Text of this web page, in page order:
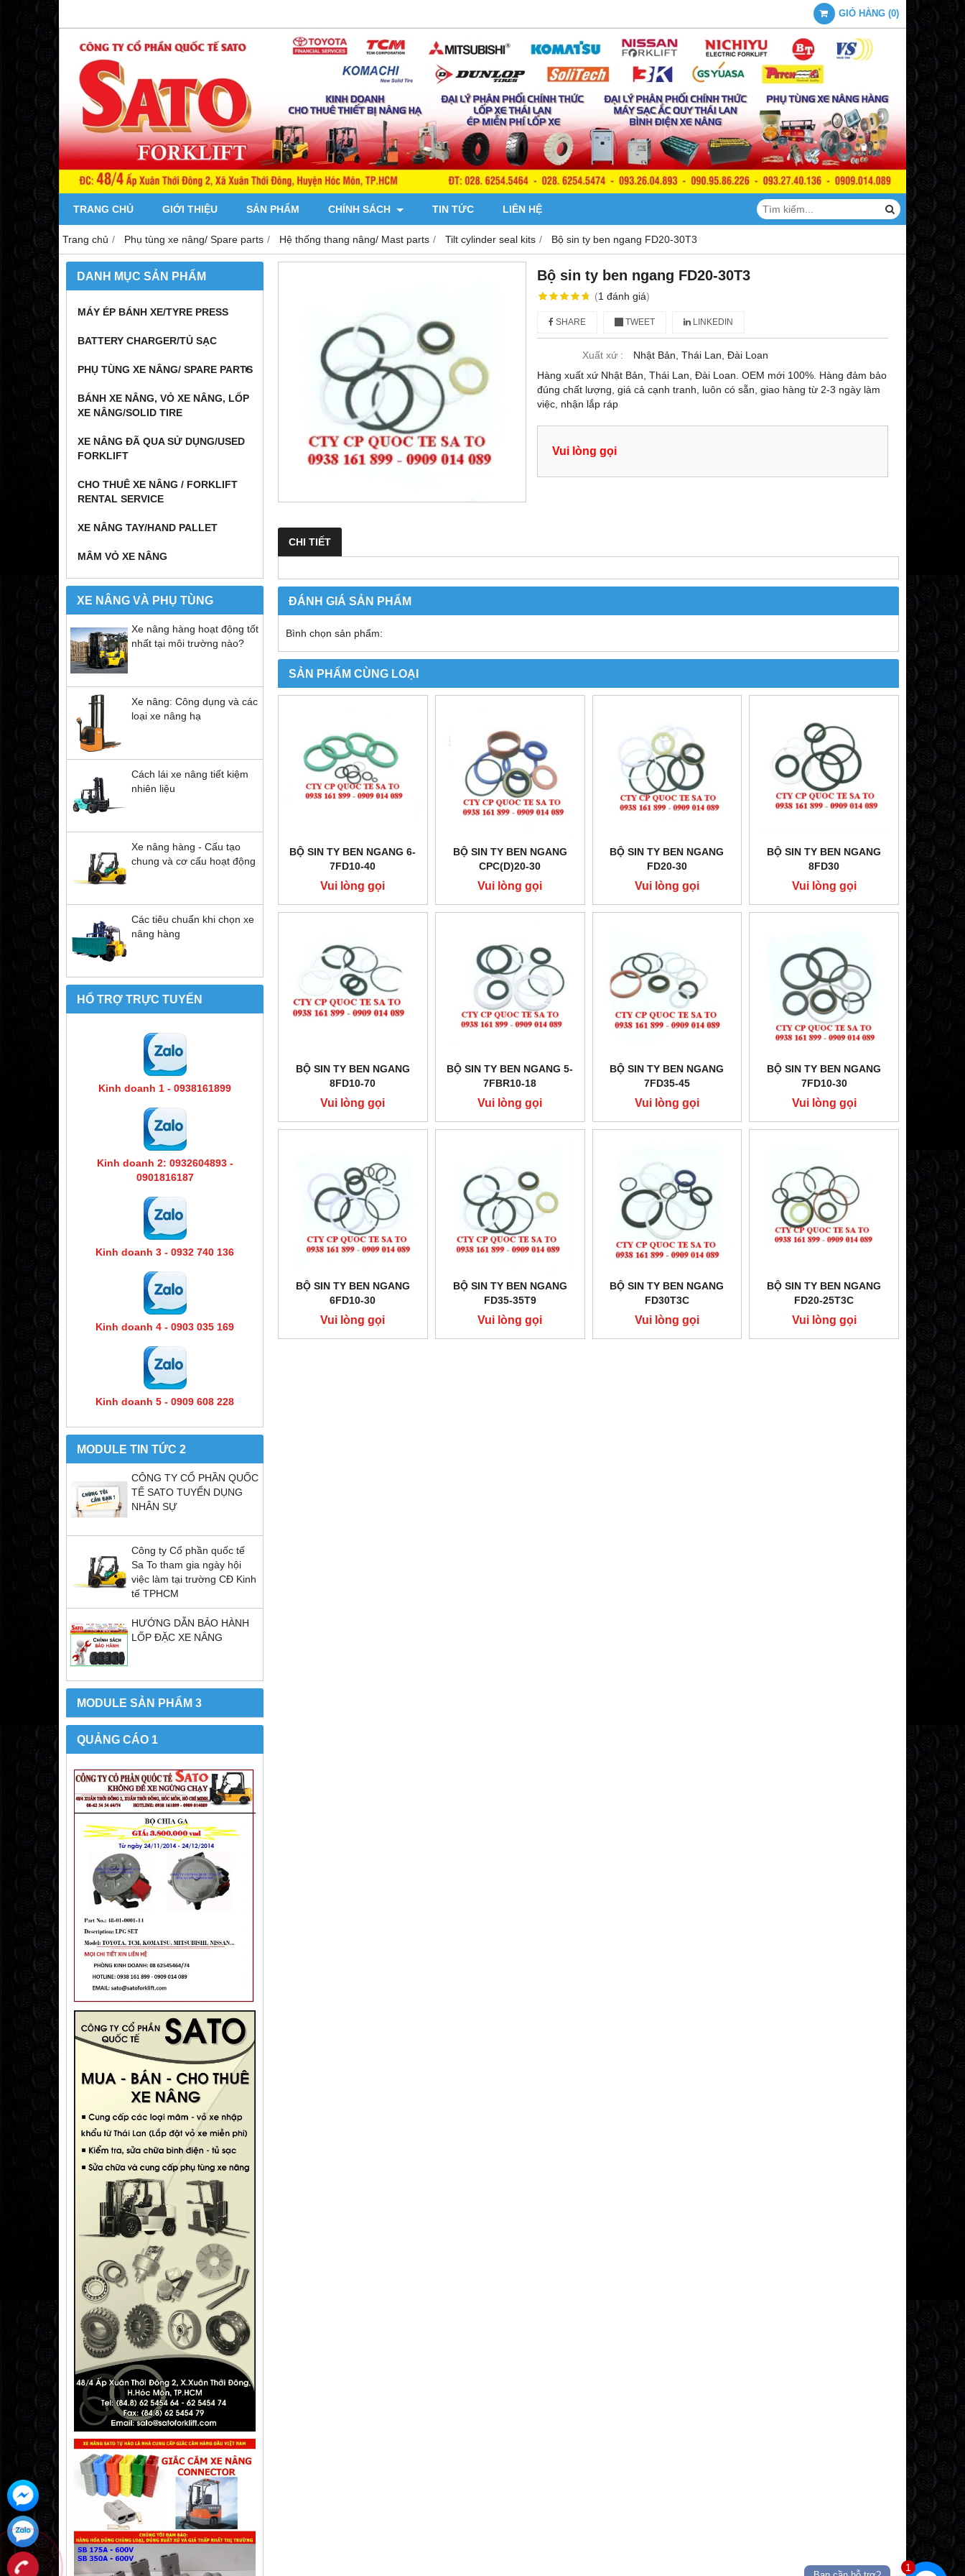
GIỎ HÀNG (0)
TRANG CHỦ GIỚI THIỆU SẢN PHẨM CHÍNH SÁCH TIN TỨC LIÊN HỆ
Trang chủ Phụ tùng xe nâng/ Spare parts Hệ thống thang nâng/ Mast parts Tilt cylinder seal kits Bộ sin ty ben ngang FD20-30T3
DANH MỤC SẢN PHẨM
MÁY ÉP BÁNH XE/TYRE PRESS
BATTERY CHARGER/TỦ SẠC
PHỤ TÙNG XE NÂNG/ SPARE PARTS
BÁNH XE NÂNG, VỎ XE NÂNG, LỐP
XE NÂNG/SOLID TIRE
XE NÂNG ĐÃ QUA SỬ DỤNG/USED
FORKLIFT
CHO THUÊ XE NÂNG / FORKLIFT
RENTAL SERVICE
XE NÂNG TAY/HAND PALLET
MÂM VỎ XE NÂNG
XE NÂNG VÀ PHỤ TÙNG
Xe nâng hàng hoạt động tốt
nhất tại môi trường nào?
Xe nâng: Công dụng và các
loại xe nâng hạ
Cách lái xe nâng tiết kiệm
nhiên liệu
Xe nâng hàng - Cấu tạo
chung và cơ cấu hoạt động
Các tiêu chuẩn khi chọn xe
nâng hàng
HỔ TRỢ TRỰC TUYẾN
Kinh doanh 1 - 0938161899
Kinh doanh 2: 0932604893 -
0901816187
Kinh doanh 3 - 0932 740 136
Kinh doanh 4 - 0903 035 169
Kinh doanh 5 - 0909 608 228
MODULE TIN TỨC 2
CÔNG TY CỔ PHẦN QUỐC
TẾ SATO TUYỂN DỤNG
NHÂN SỰ
Công ty Cổ phần quốc tế
Sa To tham gia ngày hội
việc làm tại trường CĐ Kinh
tế TPHCM
HƯỚNG DẪN BẢO HÀNH
LỐP ĐẶC XE NÂNG
MODULE SẢN PHẨM 3
QUẢNG CÁO 1
Bộ sin ty ben ngang FD20-30T3
(1 đánh giá)
SHARE TWEET LINKEDIN
Xuất xứ :
Nhật Bản, Thái Lan, Đài Loan
Hàng xuất xứ Nhật Bản, Thái Lan, Đài Loan. OEM mới 100%. Hàng đảm bảo
đúng chất lượng, giá cả cạnh tranh, luôn có sẵn, giao hàng từ 2-3 ngày làm
việc, nhận lắp ráp
Vui lòng gọi
CHI TIẾT
ĐÁNH GIÁ SẢN PHẨM
Bình chọn sản phẩm:
SẢN PHẨM CÙNG LOẠI
BỘ SIN TY BEN NGANG 6-
7FD10-40
Vui lòng gọi
BỘ SIN TY BEN NGANG
CPC(D)20-30
Vui lòng gọi
BỘ SIN TY BEN NGANG
FD20-30
Vui lòng gọi
BỘ SIN TY BEN NGANG
8FD30
Vui lòng gọi
BỘ SIN TY BEN NGANG
8FD10-70
Vui lòng gọi
BỘ SIN TY BEN NGANG 5-
7FBR10-18
Vui lòng gọi
BỘ SIN TY BEN NGANG
7FD35-45
Vui lòng gọi
BỘ SIN TY BEN NGANG
7FD10-30
Vui lòng gọi
BỘ SIN TY BEN NGANG
6FD10-30
Vui lòng gọi
BỘ SIN TY BEN NGANG
FD35-35T9
Vui lòng gọi
BỘ SIN TY BEN NGANG
FD30T3C
Vui lòng gọi
BỘ SIN TY BEN NGANG
FD20-25T3C
Vui lòng gọi
1